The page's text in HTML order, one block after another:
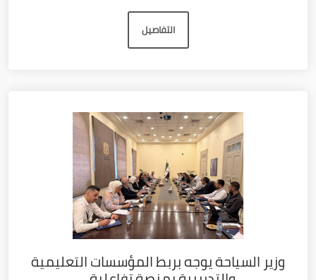
التفاصيل
وزير السياحة يوجه بربط المؤسسات التعليمية